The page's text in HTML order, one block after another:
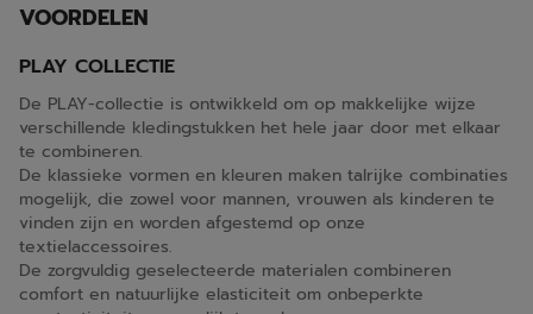
VOORDELEN
PLAY COLLECTIE
De PLAY-collectie is ontwikkeld om op makkelijke wijze
verschillende kledingstukken het hele jaar door met elkaar
te combineren.
De klassieke vormen en kleuren maken talrijke combinaties
mogelijk, die zowel voor mannen, vrouwen als kinderen te
vinden zijn en worden afgestemd op onze
textielaccessoires.
De zorgvuldig geselecteerde materialen combineren
comfort en natuurlijke elasticiteit om onbeperkte